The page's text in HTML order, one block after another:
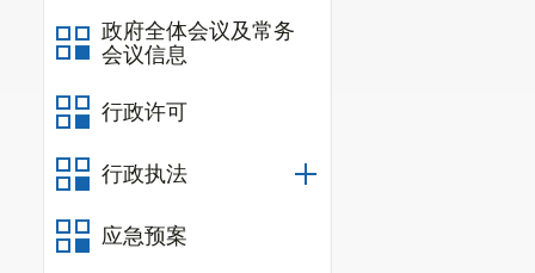
政府全体会议及常务
会议信息
行政许可
行政执法
应急预案